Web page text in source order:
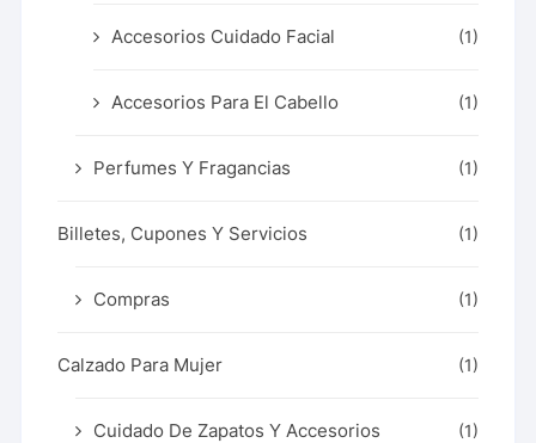
Accesorios Cuidado Facial (1)
Accesorios Para El Cabello (1)
Perfumes Y Fragancias (1)
Billetes, Cupones Y Servicios (1)
Compras (1)
Calzado Para Mujer (1)
Cuidado De Zapatos Y Accesorios (1)